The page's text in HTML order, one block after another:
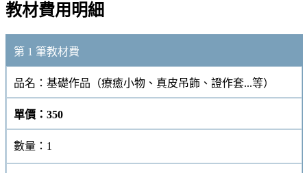
教材費用明細
第 1 筆教材費
品名： 基礎作品（療癒小物、真皮吊飾、證作套...等）
單價： 350
數量： 1